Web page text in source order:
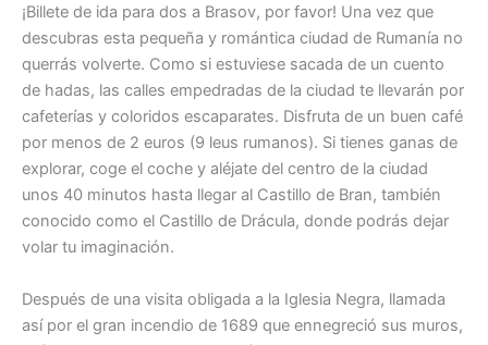
¡Billete de ida para dos a Brasov, por favor! Una vez que
descubras esta pequeña y romántica ciudad de Rumanía no
querrás volverte. Como si estuviese sacada de un cuento
de hadas, las calles empedradas de la ciudad te llevarán por
cafeterías y coloridos escaparates. Disfruta de un buen café
por menos de 2 euros (9 leus rumanos). Si tienes ganas de
explorar, coge el coche y aléjate del centro de la ciudad
unos 40 minutos hasta llegar al Castillo de Bran, también
conocido como el Castillo de Drácula, donde podrás dejar
volar tu imaginación.
Después de una visita obligada a la Iglesia Negra, llamada
así por el gran incendio de 1689 que ennegreció sus muros,